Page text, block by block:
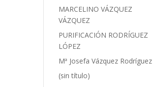
MARCELINO VÁZQUEZ
VÁZQUEZ
PURIFICACIÓN RODRÍGUEZ
LÓPEZ
Mª Josefa Vázquez Rodríguez
(sin título)